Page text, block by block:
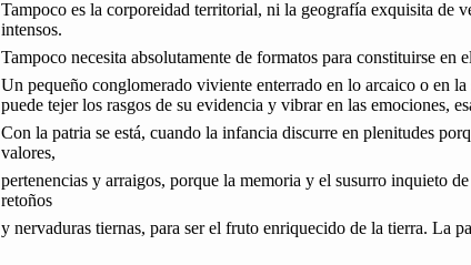
Tampoco es la corporeidad territorial, ni la geografía exquisita de
intensos.
Tampoco necesita absolutamente de formatos para constituirse
Un pequeño conglomerado viviente enterrado en lo arcaico o en
puede tejer los rasgos de su evidencia y vibrar en las emociones,
Con la patria se está, cuando la infancia discurre en plenitudes
valores,
pertenencias y arraigos, porque la memoria y el susurro inquieto
retoños
y nervaduras tiernas, para ser el fruto enriquecido de la tierra. La